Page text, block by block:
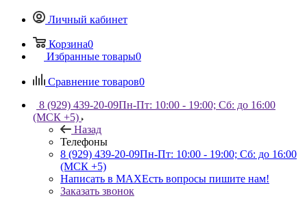
Личный кабинет
Корзина0
Избранные товары0
Сравнение товаров0
8 (929) 439-20-09Пн-Пт: 10:00 - 19:00; Сб: до 16:00
(МСК +5)
Назад
Телефоны
8 (929) 439-20-09Пн-Пт: 10:00 - 19:00; Сб: до 16:00
(МСК +5)
Написать в MAXЕсть вопросы пишите нам!
Заказать звонок